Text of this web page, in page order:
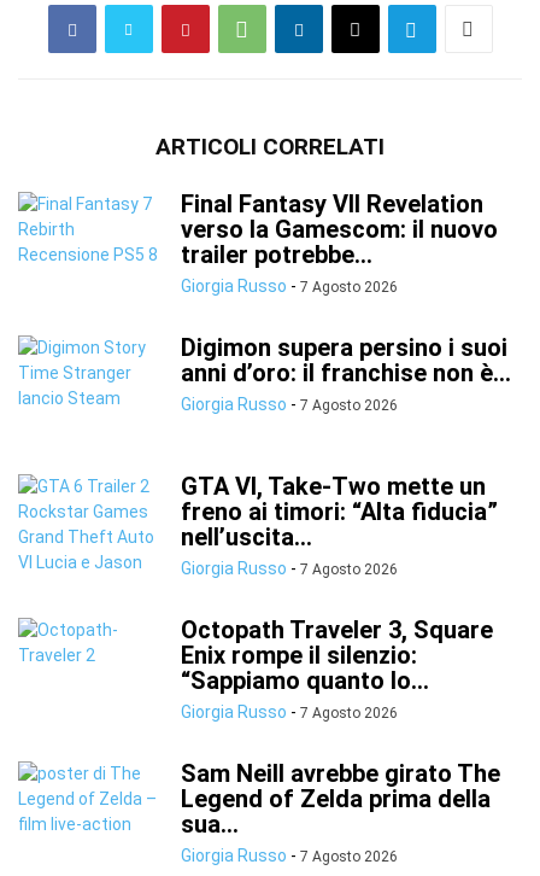
ARTICOLI CORRELATI
Final Fantasy VII Revelation
verso la Gamescom: il nuovo
trailer potrebbe...
Giorgia Russo - 7 Agosto 2026
Digimon supera persino i suoi
anni d’oro: il franchise non è...
Giorgia Russo - 7 Agosto 2026
GTA VI, Take-Two mette un
freno ai timori: “Alta fiducia”
nell’uscita...
Giorgia Russo - 7 Agosto 2026
Octopath Traveler 3, Square
Enix rompe il silenzio:
“Sappiamo quanto lo...
Giorgia Russo - 7 Agosto 2026
Sam Neill avrebbe girato The
Legend of Zelda prima della
sua...
Giorgia Russo - 7 Agosto 2026